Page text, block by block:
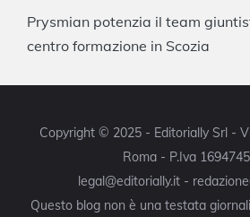
Prysmian potenzia il team
centro formazione in Scozia
Copyright © 2025 - Editorially Srl -
Roma - P.Iva
legal@editorially.it -
Questo blog non è una testata